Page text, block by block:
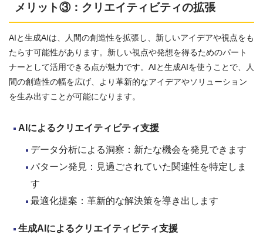
メリット③：クリエイティビティの拡張
AIと生成AIは、人間の創造性を拡張し、新しいアイデアや視点をも
たらす可能性があります。新しい視点や発想を得るためのパート
ナーとして活用できる点が魅力です。AIと生成AIを使うことで、人
間の創造性の幅を広げ、より革新的なアイデアやソリューション
を生み出すことが可能になります。
AI によるクリエイティビティ支援
データ分析による洞察：新たな機会を発見できます
パターン発見：見過ごされていた関連性を特定しま
す
最適化提案：革新的な解決策を導き出します
生成AI によるクリエイティビティ支援